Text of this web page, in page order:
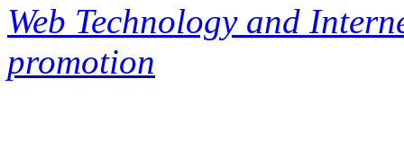
Web Technology and
promotion